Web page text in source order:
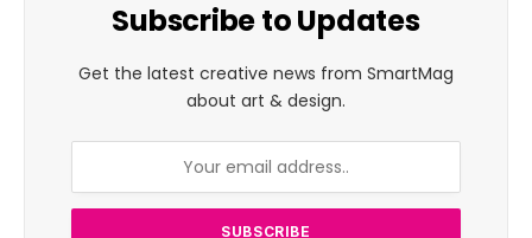
Subscribe to Updates
Get the latest creative news from SmartMag
about art & design.